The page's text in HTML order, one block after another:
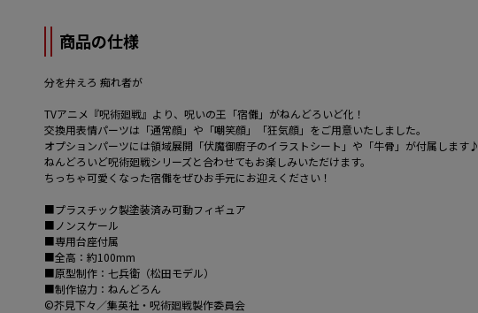
商品の仕様
分を弁えろ 痴れ者が
TVアニメ『呪術廻戦』より、呪いの王「宿儺」がねんどろいど化！
交換用表情パーツは「通常顔」や「嘲笑顔」「狂気顔」をご用意いたしました。
オプションパーツには領域展開「伏魔御廚子のイラストシート」や「牛骨」が付属します♪
ねんどろいど呪術廻戦シリーズと合わせてもお楽しみいただけます。
ちっちゃ可愛くなった宿儺をぜひお手元にお迎えください！
■プラスチック製塗装済み可動フィギュア
■ノンスケール
■専用台座付属
■全高：約100mm
■原型制作：七兵衛（松田モデル）
■制作協力：ねんどろん
©芥見下々／集英社・呪術廻戦製作委員会